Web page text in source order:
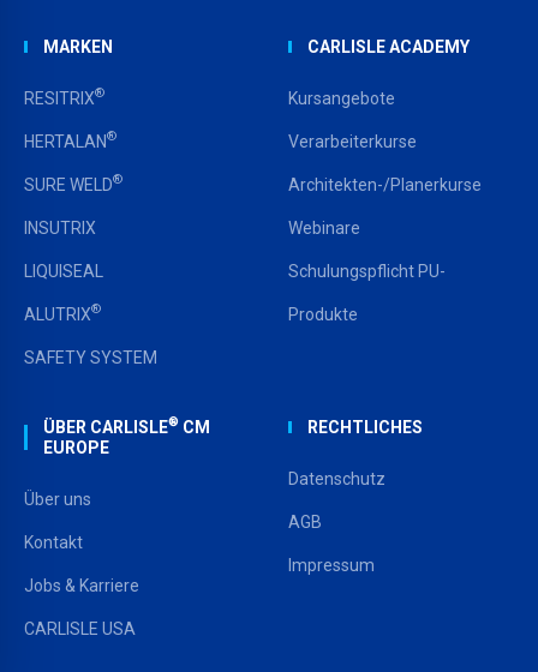
MARKEN
RESITRIX®
HERTALAN®
SURE WELD®
INSUTRIX
LIQUISEAL
ALUTRIX®
SAFETY SYSTEM
CARLISLE ACADEMY
Kursangebote
Verarbeiterkurse
Architekten-/Planerkurse
Webinare
Schulungspflicht PU-
Produkte
ÜBER CARLISLE® CM
EUROPE
Über uns
Kontakt
Jobs & Karriere
CARLISLE USA
RECHTLICHES
Datenschutz
AGB
Impressum